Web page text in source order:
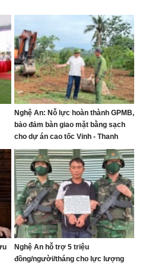
Nghệ An: Nỗ lực hoàn thành GPMB,
bảo đảm bàn giao mặt bằng sạch
cho dự án cao tốc Vinh - Thanh
Thủy
Nghệ An hỗ trợ 5 triệu
đồng/người/tháng cho lực lượng